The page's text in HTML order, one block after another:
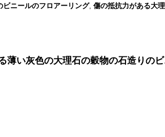
ニールのフロアーリング, 傷の抵抗力がある大
い灰色の大理石の穀物の石造りの